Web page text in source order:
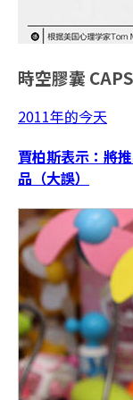
時空膠囊
2011年的今天
賈柏斯表示：將
品（大誤）